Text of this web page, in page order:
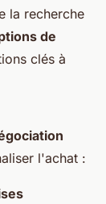
la recherche
de
clés à
l'achat :